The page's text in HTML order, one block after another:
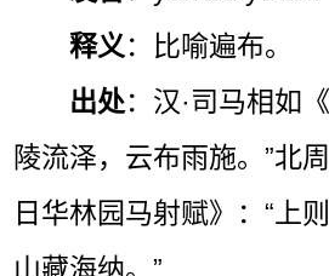
释义 ：比喻遍布。
出处：汉·司马相如
陵流泽，云布雨施。”北
日华林园马射赋》：“上
山藏海纳。”